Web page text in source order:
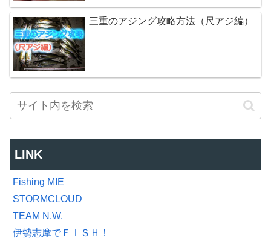
三重のアジング攻略方法（尺アジ編）
LINK
Fishing MIE
STORMCLOUD
TEAM N.W.
伊勢志摩でＦＩＳＨ！